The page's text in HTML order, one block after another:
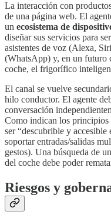
La interacción con
de una página web. El
un ecosistema de
diseñar sus servicios para
asistentes de voz (Alexa,
(WhatsApp) y, en un futuro
coche, el frigorífico
El canal se vuelve
hilo conductor. El agente
conversación
Como indican los principios
ser “descubrible y
soportar entradas/salidas
gestos). Una búsqueda de
del coche debe poder
Riesgos y